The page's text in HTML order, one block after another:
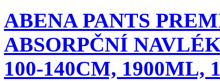
ABENA PANTS
ABSORPČNÍ
100-140CM, 1900ML,